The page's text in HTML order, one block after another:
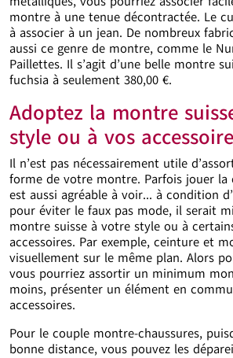
montre à une tenue décontractée. Le
à associer à un jean. De nombreux
aussi ce genre de montre, comme le
Paillettes. Il s’agit d’une belle montre
fuchsia à seulement 380,00 €.
Adoptez la montre
style ou à vos
Il n’est pas nécessairement utile
forme de votre montre. Parfois jouer la
est aussi agréable à voir... à condition
pour éviter le faux pas mode, il serait
montre suisse à votre style ou à
accessoires. Par exemple, ceinture et
visuellement sur le même plan. Alors
vous pourriez assortir un minimum
moins, présenter un élément en
accessoires.
Pour le couple montre-chaussures,
bonne distance, vous pouvez les